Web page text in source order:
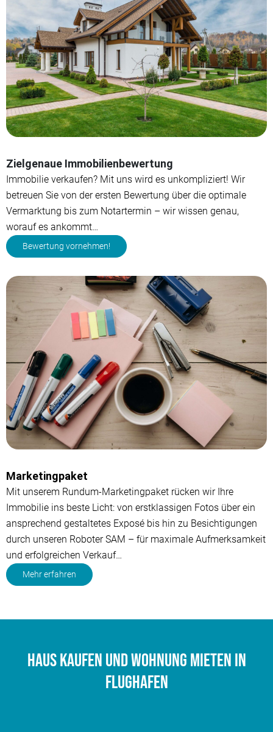
Zielgenaue Immobilienbewertung
Immobilie verkaufen? Mit uns wird es unkompliziert! Wir
betreuen Sie von der ersten Bewertung über die optimale
Vermarktung bis zum Notartermin – wir wissen genau,
worauf es ankommt…
Bewertung vornehmen!
Marketingpaket
Mit unserem Rundum-Marketingpaket rücken wir Ihre
Immobilie ins beste Licht: von erstklassigen Fotos über ein
ansprechend gestaltetes Exposé bis hin zu Besichtigungen
durch unseren Roboter SAM – für maximale Aufmerksamkeit
und erfolgreichen Verkauf…
Mehr erfahren
Haus kaufen und Wohnung mieten in
Flughafen